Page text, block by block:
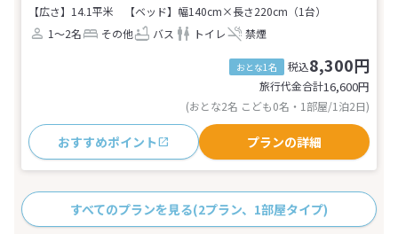
【広さ】14.1平米
【ベッド】幅140cm×長さ220cm（1台）
1～2名
その他 バス トイレ 禁煙
おとな1名 税込8,300円
旅行代金合計16,600円
(おとな2名 こども0名・1部屋/1泊2日)
おすすめポイント プランの詳細
すべてのプランを見る(2プラン、1部屋タイプ)